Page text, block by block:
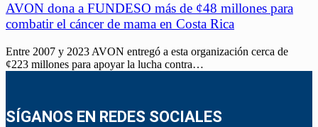
AVON dona a FUNDESO más de ¢48 millones para
combatir el cáncer de mama en Costa Rica
Entre 2007 y 2023 AVON entregó a esta organización cerca de
¢223 millones para apoyar la lucha contra…
SÍGANOS EN REDES SOCIALES